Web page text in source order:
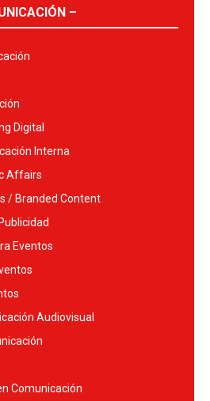
–
Digital
Interna
Affairs
/ Branded Content
Eventos
Audiovisual
Comunicación